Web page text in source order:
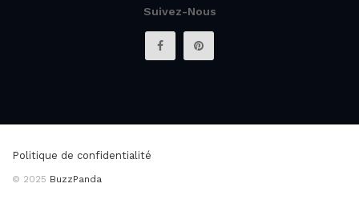
Suivez-Nous
Politique de confidentialité
© 2025 BuzzPanda